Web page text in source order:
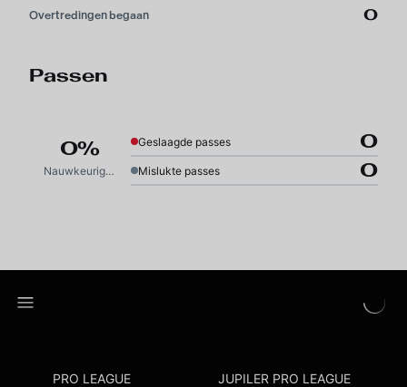
Overtredingen begaan 0
Passen
0%
Nauwkeurigheid
Geslaagde passes 0
Mislukte passes 0
PRO LEAGUE JUPILER PRO LEAGUE